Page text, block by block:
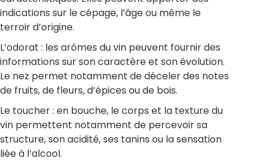
indications sur le cépage, l’âge ou même le
terroir d’origine.
L’odorat : les arômes du vin peuvent fournir des
informations sur son caractère et son évolution.
Le nez permet notamment de déceler des notes
de fruits, de fleurs, d’épices ou de bois.
Le toucher : en bouche, le corps et la texture du
vin permettent notamment de percevoir sa
structure, son acidité, ses tanins ou la sensation
liée à l’alcool.